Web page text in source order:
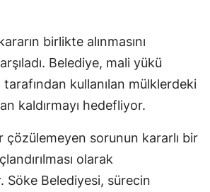
birlikte alınmasını
Belediye, mali yükü
kullanılan mülklerdeki
kaldırmayı hedefliyor.
çözülemeyen sorunun kararlı bir
olarak
Söke Belediyesi, sürecin